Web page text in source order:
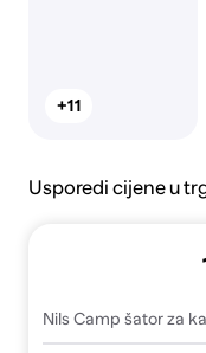
+11
Usporedi cijene u
Nils Camp šator za